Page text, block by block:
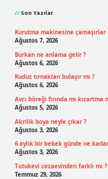
Son Yazılar
Kurutma makinesine çamaşırlar
Ağustos 7, 2026
Burkan ne anlama gelir ?
Ağustos 6, 2026
Kuduz tırnaktan bulaşır mı ?
Ağustos 6, 2026
Avcı böreği fırında mı kızartma
Ağustos 5, 2026
Akrilik boya neyle çıkar ?
Ağustos 3, 2026
6 aylık bir bebek günde ne
Ağustos 3, 2026
Tutukevi cezaevinden farklı mı ?
Temmuz 29, 2026